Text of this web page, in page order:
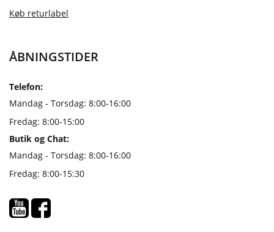
Køb returlabel
ÅBNINGSTIDER
Telefon:
Mandag - Torsdag: 8:00-16:00
Fredag: 8:00-15:00
Butik og Chat:
Mandag - Torsdag: 8:00-16:00
Fredag: 8:00-15:30